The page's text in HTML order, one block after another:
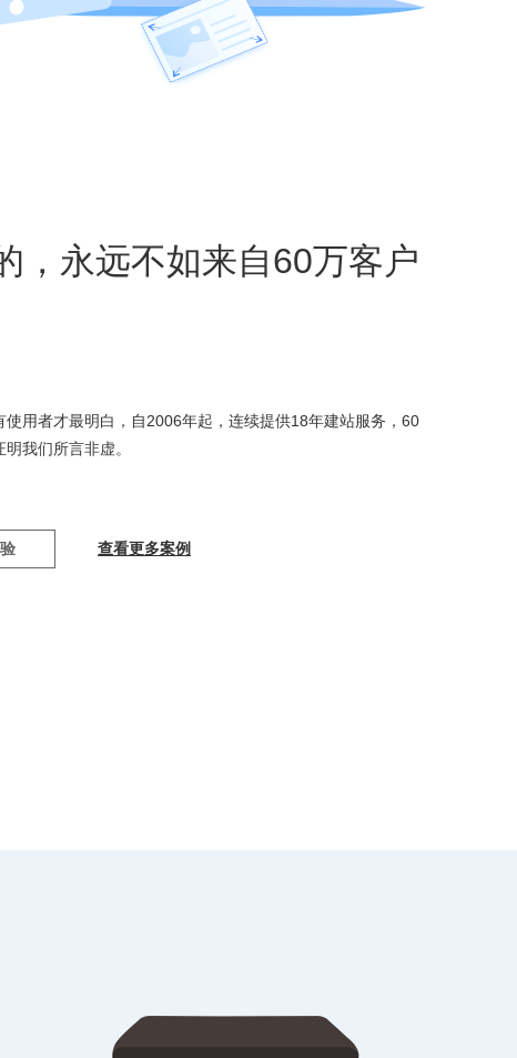
，永远不如来自60万客户
使用者才最明白，自2006年起，连续提供18年建站服务，60
我们所言非虚。
查看更多案例